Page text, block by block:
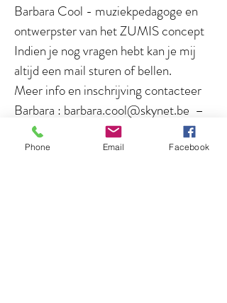
Barbara Cool - muziekpedagoge en
ontwerpster van het ZUMIS concept
Indien je nog vragen hebt kan je mij
altijd een mail sturen of bellen.
Meer info en inschrijving contacteer
Barbara : barbara.cool@skynet.be –
0497428301
Phone Email Facebook